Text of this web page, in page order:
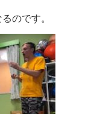
のです。